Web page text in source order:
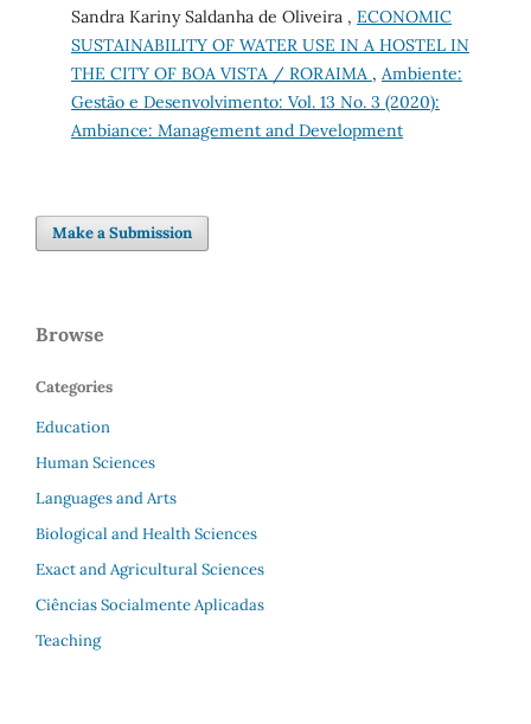
Sandra Kariny Saldanha de Oliveira , ECONOMIC
SUSTAINABILITY OF WATER USE IN A HOSTEL IN
THE CITY OF BOA VISTA / RORAIMA , Ambiente:
Gestão e Desenvolvimento: Vol. 13 No. 3 (2020):
Ambiance: Management and Development
Make a Submission
Browse
Categories
Education
Human Sciences
Languages and Arts
Biological and Health Sciences
Exact and Agricultural Sciences
Ciências Socialmente Aplicadas
Teaching